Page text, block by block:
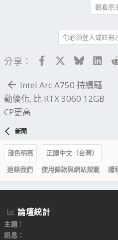
觀看原
你必須登入或註冊
分享： FacebookBluesky
Intel Arc A750 持續驅
動優化, 比 RTX 3060 12GB
CP更高
新聞
淺色明亮
正體中文（台灣）
連絡我們
使用條款與網站規範 隱
論壇統計
主題
訊息